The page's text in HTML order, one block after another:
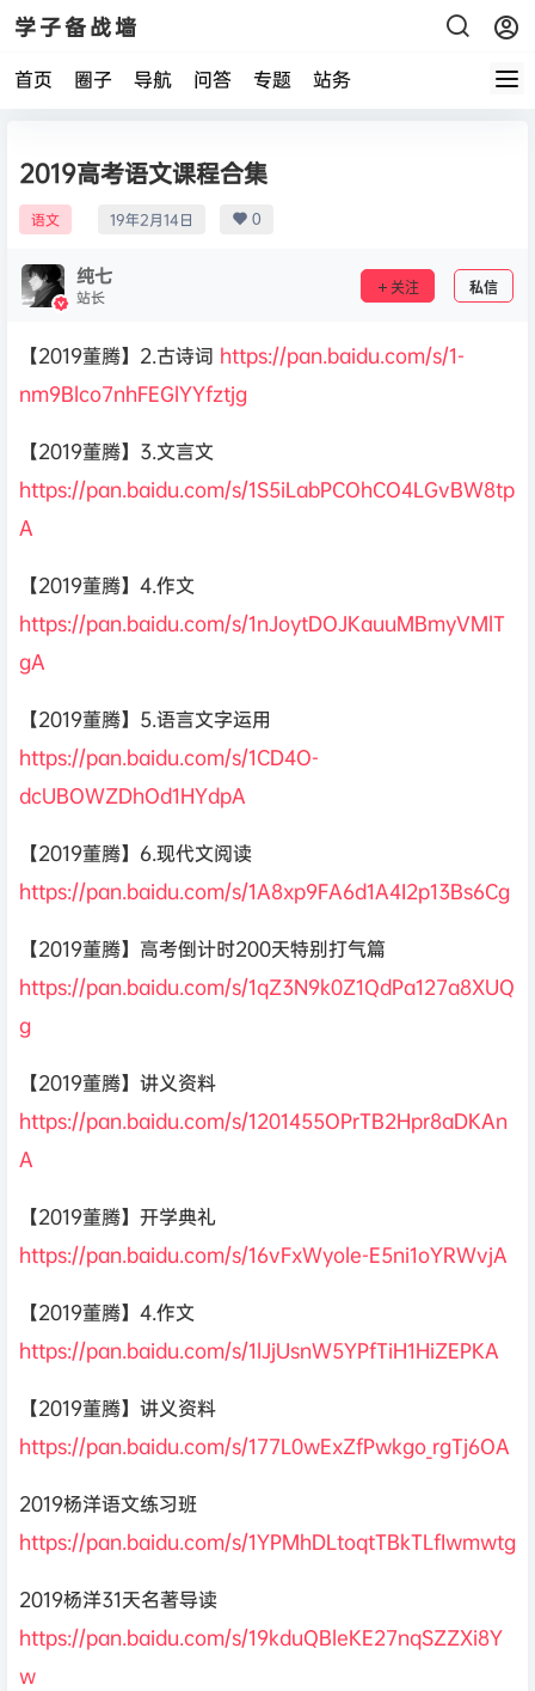
学子备战墙
首页 圈子 导航 问答 专题 站务
2019高考语文课程合集
语文 19年2月14日 0
纯七
站长 关注 私信
【2019董腾】2.古诗词 https://pan.baidu.com/s/1-
nm9Blco7nhFEGlYYfztjg
【2019董腾】3.文言文
https://pan.baidu.com/s/1S5iLabPCOhCO4LGvBW8tp
A
【2019董腾】4.作文
https://pan.baidu.com/s/1nJoytDOJKauuMBmyVMlT
gA
【2019董腾】5.语言文字运用
https://pan.baidu.com/s/1CD4O-
dcUBOWZDhOd1HYdpA
【2019董腾】6.现代文阅读
https://pan.baidu.com/s/1A8xp9FA6d1A4I2p13Bs6Cg
【2019董腾】高考倒计时200天特别打气篇
https://pan.baidu.com/s/1qZ3N9k0Z1QdPa127a8XUQ
g
【2019董腾】讲义资料
https://pan.baidu.com/s/1201455OPrTB2Hpr8aDKAn
A
【2019董腾】开学典礼
https://pan.baidu.com/s/16vFxWyole-E5ni1oYRWvjA
【2019董腾】4.作文
https://pan.baidu.com/s/1lJjUsnW5YPfTiH1HiZEPKA
【2019董腾】讲义资料
https://pan.baidu.com/s/177L0wExZfPwkgo_rgTj6OA
2019杨洋语文练习班
https://pan.baidu.com/s/1YPMhDLtoqtTBkTLfIwmwtg
2019杨洋31天名著导读
https://pan.baidu.com/s/19kduQBleKE27nqSZZXi8Y
w